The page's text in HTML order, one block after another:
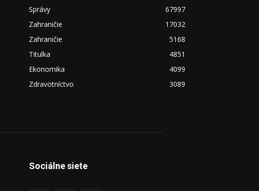
Správy
67997
Zahraničie
17032
Zahraničie
5168
Titulka
4851
Ekonomika
4099
Zdravotníctvo
3089
Sociálne siete